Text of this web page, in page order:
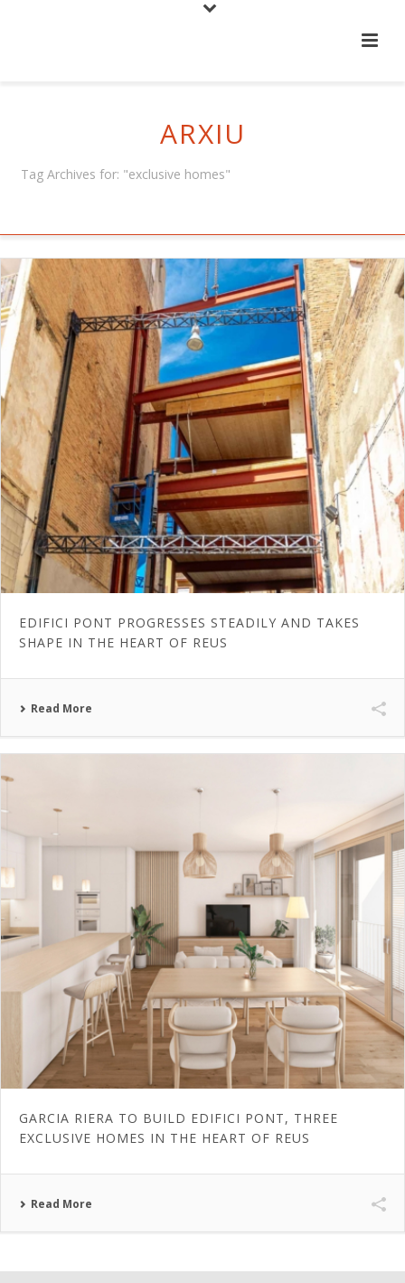
ARXIU
Tag Archives for: "exclusive homes"
EDIFICI PONT PROGRESSES STEADILY AND TAKES
SHAPE IN THE HEART OF REUS
Read More
GARCIA RIERA TO BUILD EDIFICI PONT, THREE
EXCLUSIVE HOMES IN THE HEART OF REUS
Read More